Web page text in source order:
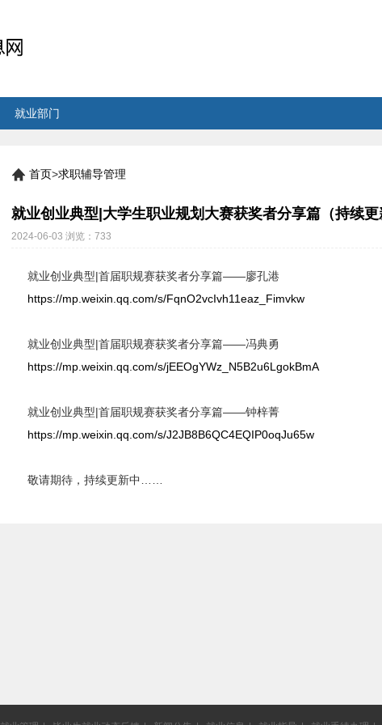
就业部门
首页>求职辅导管理
就业创业典型|大学生职业规划大赛获奖者分享篇（持续
2024-06-03 浏览： 733
就业创业典型|首届职规赛获奖者分享篇——廖孔港
https://mp.weixin.qq.com/s/FqnO2vcIvh11eaz_Fimvkw
就业创业典型|首届职规赛获奖者分享篇——冯典勇
https://mp.weixin.qq.com/s/jEEOgYWz_N5B2u6LgokBmA
就业创业典型|首届职规赛获奖者分享篇——钟梓菁
https://mp.weixin.qq.com/s/J2JB8B6QC4EQIP0oqJu65w
敬请期待，持续更新中……